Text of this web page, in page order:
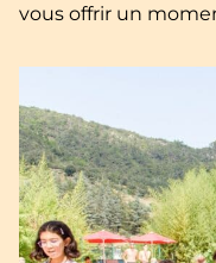
vous offrir un